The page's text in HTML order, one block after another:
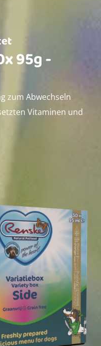
95g -
zum Abwechseln
Vitaminen und